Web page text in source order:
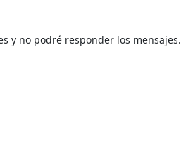
y no podré responder los mensajes.